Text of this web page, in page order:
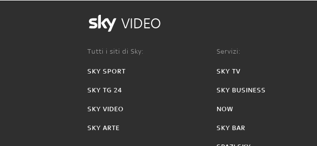
VIDEO
Tutti i siti di Sky:
SKY SPORT
SKY TG 24
SKY VIDEO
SKY ARTE
Servizi:
SKY TV
SKY BUSINESS
NOW
SKY BAR